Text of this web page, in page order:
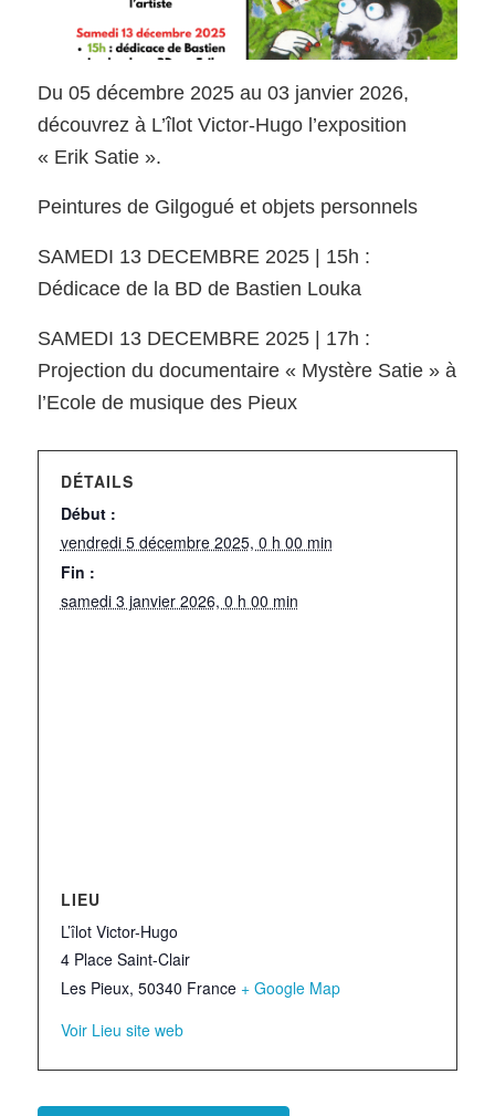
Du 05 décembre 2025 au 03 janvier 2026,
découvrez à L’îlot Victor-Hugo l’exposition
« Erik Satie ».
Peintures de Gilgogué et objets personnels
SAMEDI 13 DECEMBRE 2025 | 15h :
Dédicace de la BD de Bastien Louka
SAMEDI 13 DECEMBRE 2025 | 17h :
Projection du documentaire « Mystère Satie » à
l’Ecole de musique des Pieux
DÉTAILS
Début :
vendredi 5 décembre 2025, 0 h 00 min
Fin :
samedi 3 janvier 2026, 0 h 00 min
LIEU
L’îlot Victor-Hugo
4 Place Saint-Clair
Les Pieux, 50340 France + Google Map
Voir Lieu site web